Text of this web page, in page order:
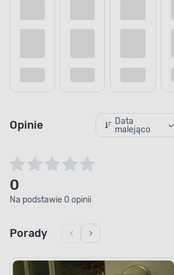
Opinie
Data
malejąco
0
Na podstawie 0 opinii
Porady